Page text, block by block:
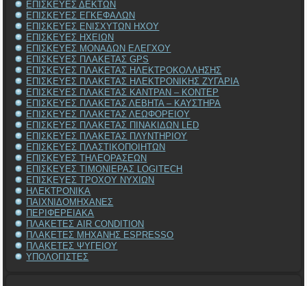
ΕΠΙΣΚΕΥΕΣ ΔΕΚΤΩΝ
ΕΠΙΣΚΕΥΕΣ ΕΓΚΕΦΑΛΩΝ
ΕΠΙΣΚΕΥΕΣ ΕΝΙΣΧΥΤΩΝ ΗΧΟΥ
ΕΠΙΣΚΕΥΕΣ ΗΧΕΙΩΝ
ΕΠΙΣΚΕΥΕΣ ΜΟΝΑΔΩΝ ΕΛΕΓΧΟΥ
ΕΠΙΣΚΕΥΕΣ ΠΛΑΚΕΤΑΣ GPS
ΕΠΙΣΚΕΥΕΣ ΠΛΑΚΕΤΑΣ ΗΛΕΚΤΡΟΚΟΛΛΗΣΗΣ
ΕΠΙΣΚΕΥΕΣ ΠΛΑΚΕΤΑΣ ΗΛΕΚΤΡΟΝΙΚΗΣ ΖΥΓΑΡΙΑ
ΕΠΙΣΚΕΥΕΣ ΠΛΑΚΕΤΑΣ ΚΑΝΤΡΑΝ – ΚΟΝΤΕΡ
ΕΠΙΣΚΕΥΕΣ ΠΛΑΚΕΤΑΣ ΛΕΒΗΤΑ – ΚΑΥΣΤΗΡΑ
ΕΠΙΣΚΕΥΕΣ ΠΛΑΚΕΤΑΣ ΛΕΩΦΟΡΕΙΟΥ
ΕΠΙΣΚΕΥΕΣ ΠΛΑΚΕΤΑΣ ΠΙΝΑΚΙΔΩΝ LED
ΕΠΙΣΚΕΥΕΣ ΠΛΑΚΕΤΑΣ ΠΛΥΝΤΗΡΙΟΥ
ΕΠΙΣΚΕΥΕΣ ΠΛΑΣΤΙΚΟΠΟΙΗΤΩΝ
ΕΠΙΣΚΕΥΕΣ ΤΗΛΕΟΡΑΣΕΩΝ
ΕΠΙΣΚΕΥΕΣ ΤΙΜΟΝΙΕΡΑΣ LOGITECH
ΕΠΙΣΚΕΥΕΣ ΤΡΟΧΟΥ ΝΥΧΙΩΝ
ΗΛΕΚΤΡΟΝΙΚΑ
ΠΑΙΧΝΙΔΟΜΗΧΑΝΕΣ
ΠΕΡΙΦΕΡΕΙΑΚΑ
ΠΛΑΚΕΤΕΣ AIR CONDITION
ΠΛΑΚΕΤΕΣ ΜΗΧΑΝΗΣ ESPRESSO
ΠΛΑΚΕΤΕΣ ΨΥΓΕΙΟΥ
ΥΠΟΛΟΓΙΣΤΕΣ